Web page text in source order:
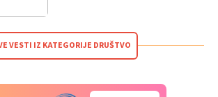
VESTI IZ KATEGORIJE DRUŠTVO